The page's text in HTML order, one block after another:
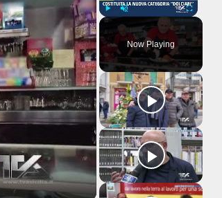
Play Fullscreen
Now Playing